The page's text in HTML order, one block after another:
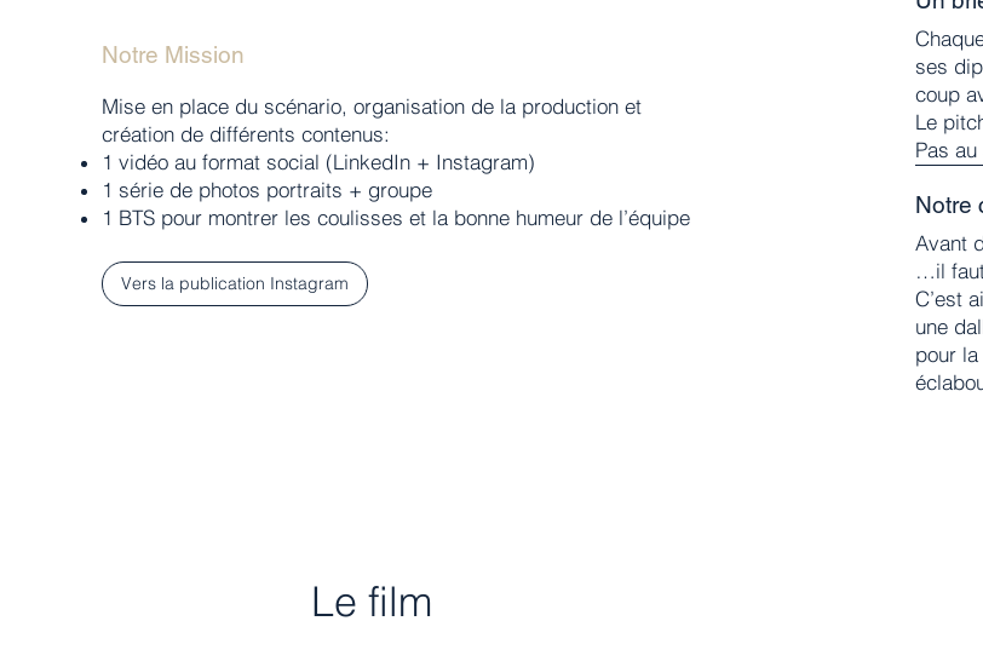
Notre Mission
Mise en place du scénario, organisation de la production et
création de différents contenus:​
1 vidéo au format social (LinkedIn + Instagram)
1 série de photos portraits + groupe
1 BTS pour montrer les coulisses et la bonne humeur de l’équipe
Vers la publication Instagram
ses
coup
Le
Pas
Notre
Avant
…il
C’est
une
pour
Le film